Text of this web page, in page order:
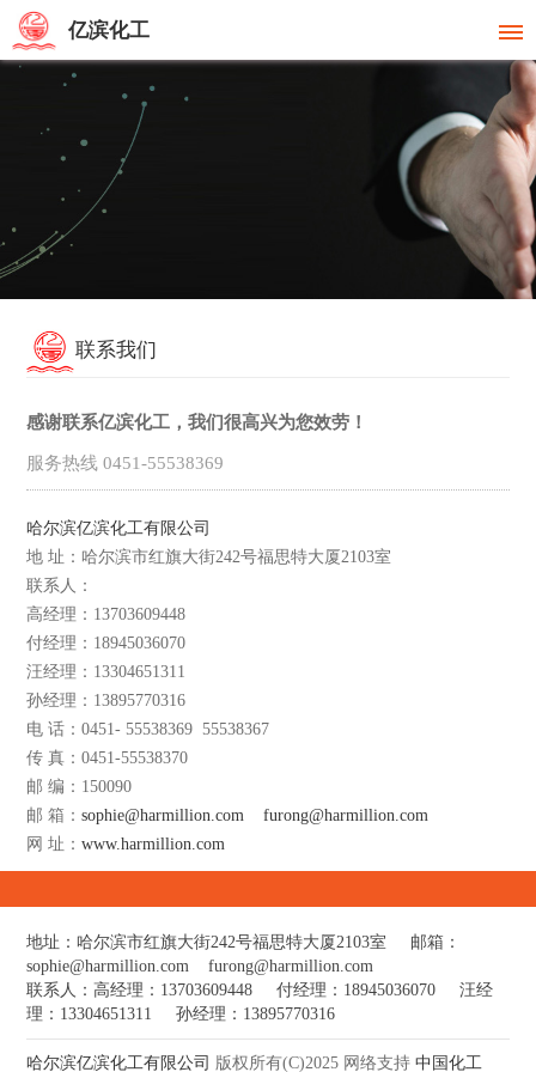
亿滨化工
联系我们
感谢联系亿滨化工，我们很高兴为您效劳！
服务热线0451-55538369
哈尔滨亿滨化工有限公司
地 址：哈尔滨市红旗大街242号福思特大厦2103室
联系人：
高经理：13703609448
付经理：18945036070
汪经理：13304651311
孙经理：13895770316
电 话：0451- 55538369 55538367
传 真：0451-55538370
邮 编：150090
邮 箱：sophie@harmillion.com
furong@harmillion.com
网 址：www.harmillion.com
地址：哈尔滨市红旗大街242号福思特大厦2103室 邮箱：
sophie@harmillion.com
furong@harmillion.com
联系人：高经理：13703609448 付经理：18945036070 汪经
理：13304651311 孙经理：13895770316
哈尔滨亿滨化工有限公司 版权所有(C)2025 网络支持 中国化工